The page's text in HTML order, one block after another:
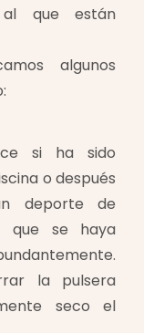
que están
algunos
si ha sido
o después
deporte de
que se haya
la pulsera
seco el